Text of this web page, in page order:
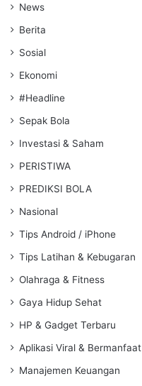
News
Berita
Sosial
Ekonomi
#Headline
Sepak Bola
Investasi & Saham
PERISTIWA
PREDIKSI BOLA
Nasional
Tips Android / iPhone
Tips Latihan & Kebugaran
Olahraga & Fitness
Gaya Hidup Sehat
HP & Gadget Terbaru
Aplikasi Viral & Bermanfaat
Manajemen Keuangan